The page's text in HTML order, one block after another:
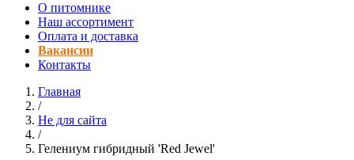
О питомнике
Наш ассортимент
Оплата и доставка
Вакансии
Контакты
Главная
/
Не для сайта
/
Гелениум гибридный 'Red Jewel'